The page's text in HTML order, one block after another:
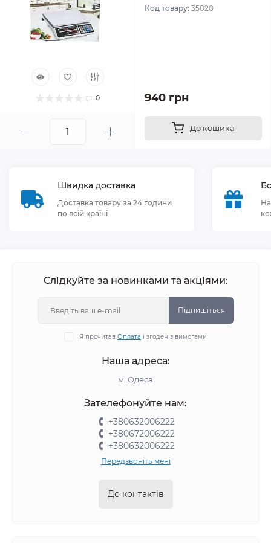
0
Код товару: 35020
940 грн
До кошика
Швидка доставка
Доставка товару за 24 години
по всій країні
Слідкуйте за новинками та акціями:
Підпишіться
Я прочитав Оплата і згоден з вимогами
Наша адреса:
м. Одеса
Зателефонуйте нам:
+380632006222
+380672006222
+380632006222
Передзвоніть мені
До контактів